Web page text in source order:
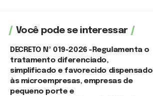
Você pode se interessar
DECRETO Nº 019-2026 -Regulamenta o
tratamento diferenciado,
simplificado e favorecido dispensado
às microempresas, empresas de
pequeno porte e